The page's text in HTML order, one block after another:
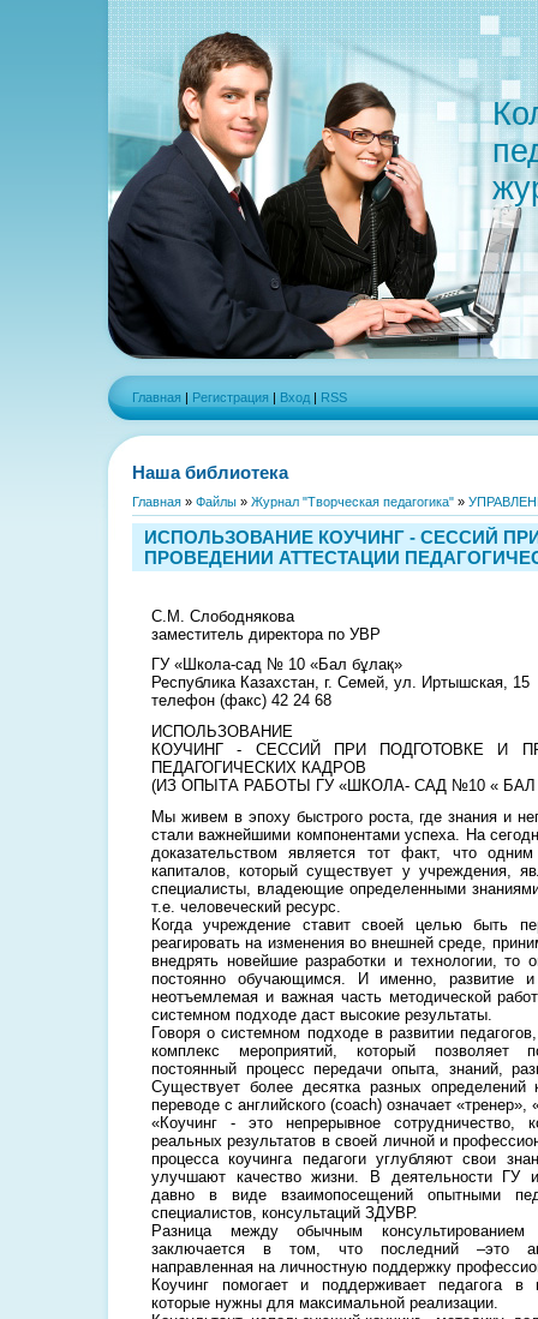
Главная | Регистрация | Вход | RSS
Наша библиотека
Главная » Файлы » Журнал "Творческая педагогика" »
ИСПОЛЬЗОВАНИЕ КОУЧИНГ - СЕССИЙ
ПРОВЕДЕНИИ АТТЕСТАЦИИ
С.М. Слободнякова
заместитель директора по УВР
ГУ «Школа-сад № 10 «Бал бұлақ»
Республика Казахстан, г. Семей, ул. Иртышская, 15
телефон (факс) 42 24 68
ИСПОЛЬЗОВАНИЕ
КОУЧИНГ - СЕССИЙ ПРИ ПОДГОТОВКЕ И
ПЕДАГОГИЧЕСКИХ КАДРОВ
(ИЗ ОПЫТА РАБОТЫ ГУ «ШКОЛА- САД №10 « БАЛ
Мы живем в эпоху быстрого роста, где знания и
стали важнейшими компонентами успеха. На
доказательством является тот факт, что
капиталов, который существует у учреждения,
специалисты, владеющие определенными
т.е. человеческий ресурс.
Когда учреждение ставит своей целью быть
реагировать на изменения во внешней среде,
внедрять новейшие разработки и технологии, то
постоянно обучающимся. И именно, развитие
неотъемлемая и важная часть методической
системном подходе даст высокие результаты.
Говоря о системном подходе в развитии
комплекс мероприятий, который позволяет
постоянный процесс передачи опыта, знаний,
Существует более десятка разных определений
переводе с английского (coach) означает «тренер»,
«Коучинг - это непрерывное сотрудничество,
реальных результатов в своей личной и
процесса коучинга педагоги углубляют свои
улучшают качество жизни. В деятельности ГУ
давно в виде взаимопосещений опытными
специалистов, консультаций ЗДУВР.
Разница между обычным консультированием
заключается в том, что последний –это
направленная на личностную поддержку
Коучинг помогает и поддерживает педагога в
которые нужны для максимальной реализации.